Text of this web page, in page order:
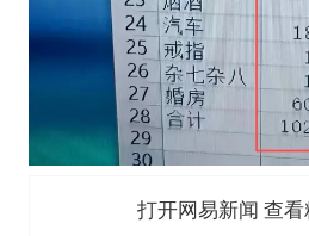
打开网易新闻 查